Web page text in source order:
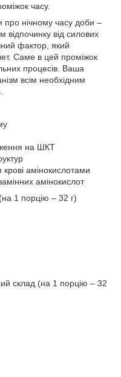
часу.
про нічному часу доби –
від силових
фактор, який
Саме в цей проміжок
процесів. Ваша
всім необхідним
на ШКТ
крові амінокислотами
амінокислот
1 порцію – 32 г)
склад (на 1 порцію – 32